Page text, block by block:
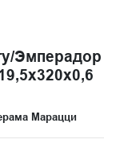
Эмперадор
Марацци